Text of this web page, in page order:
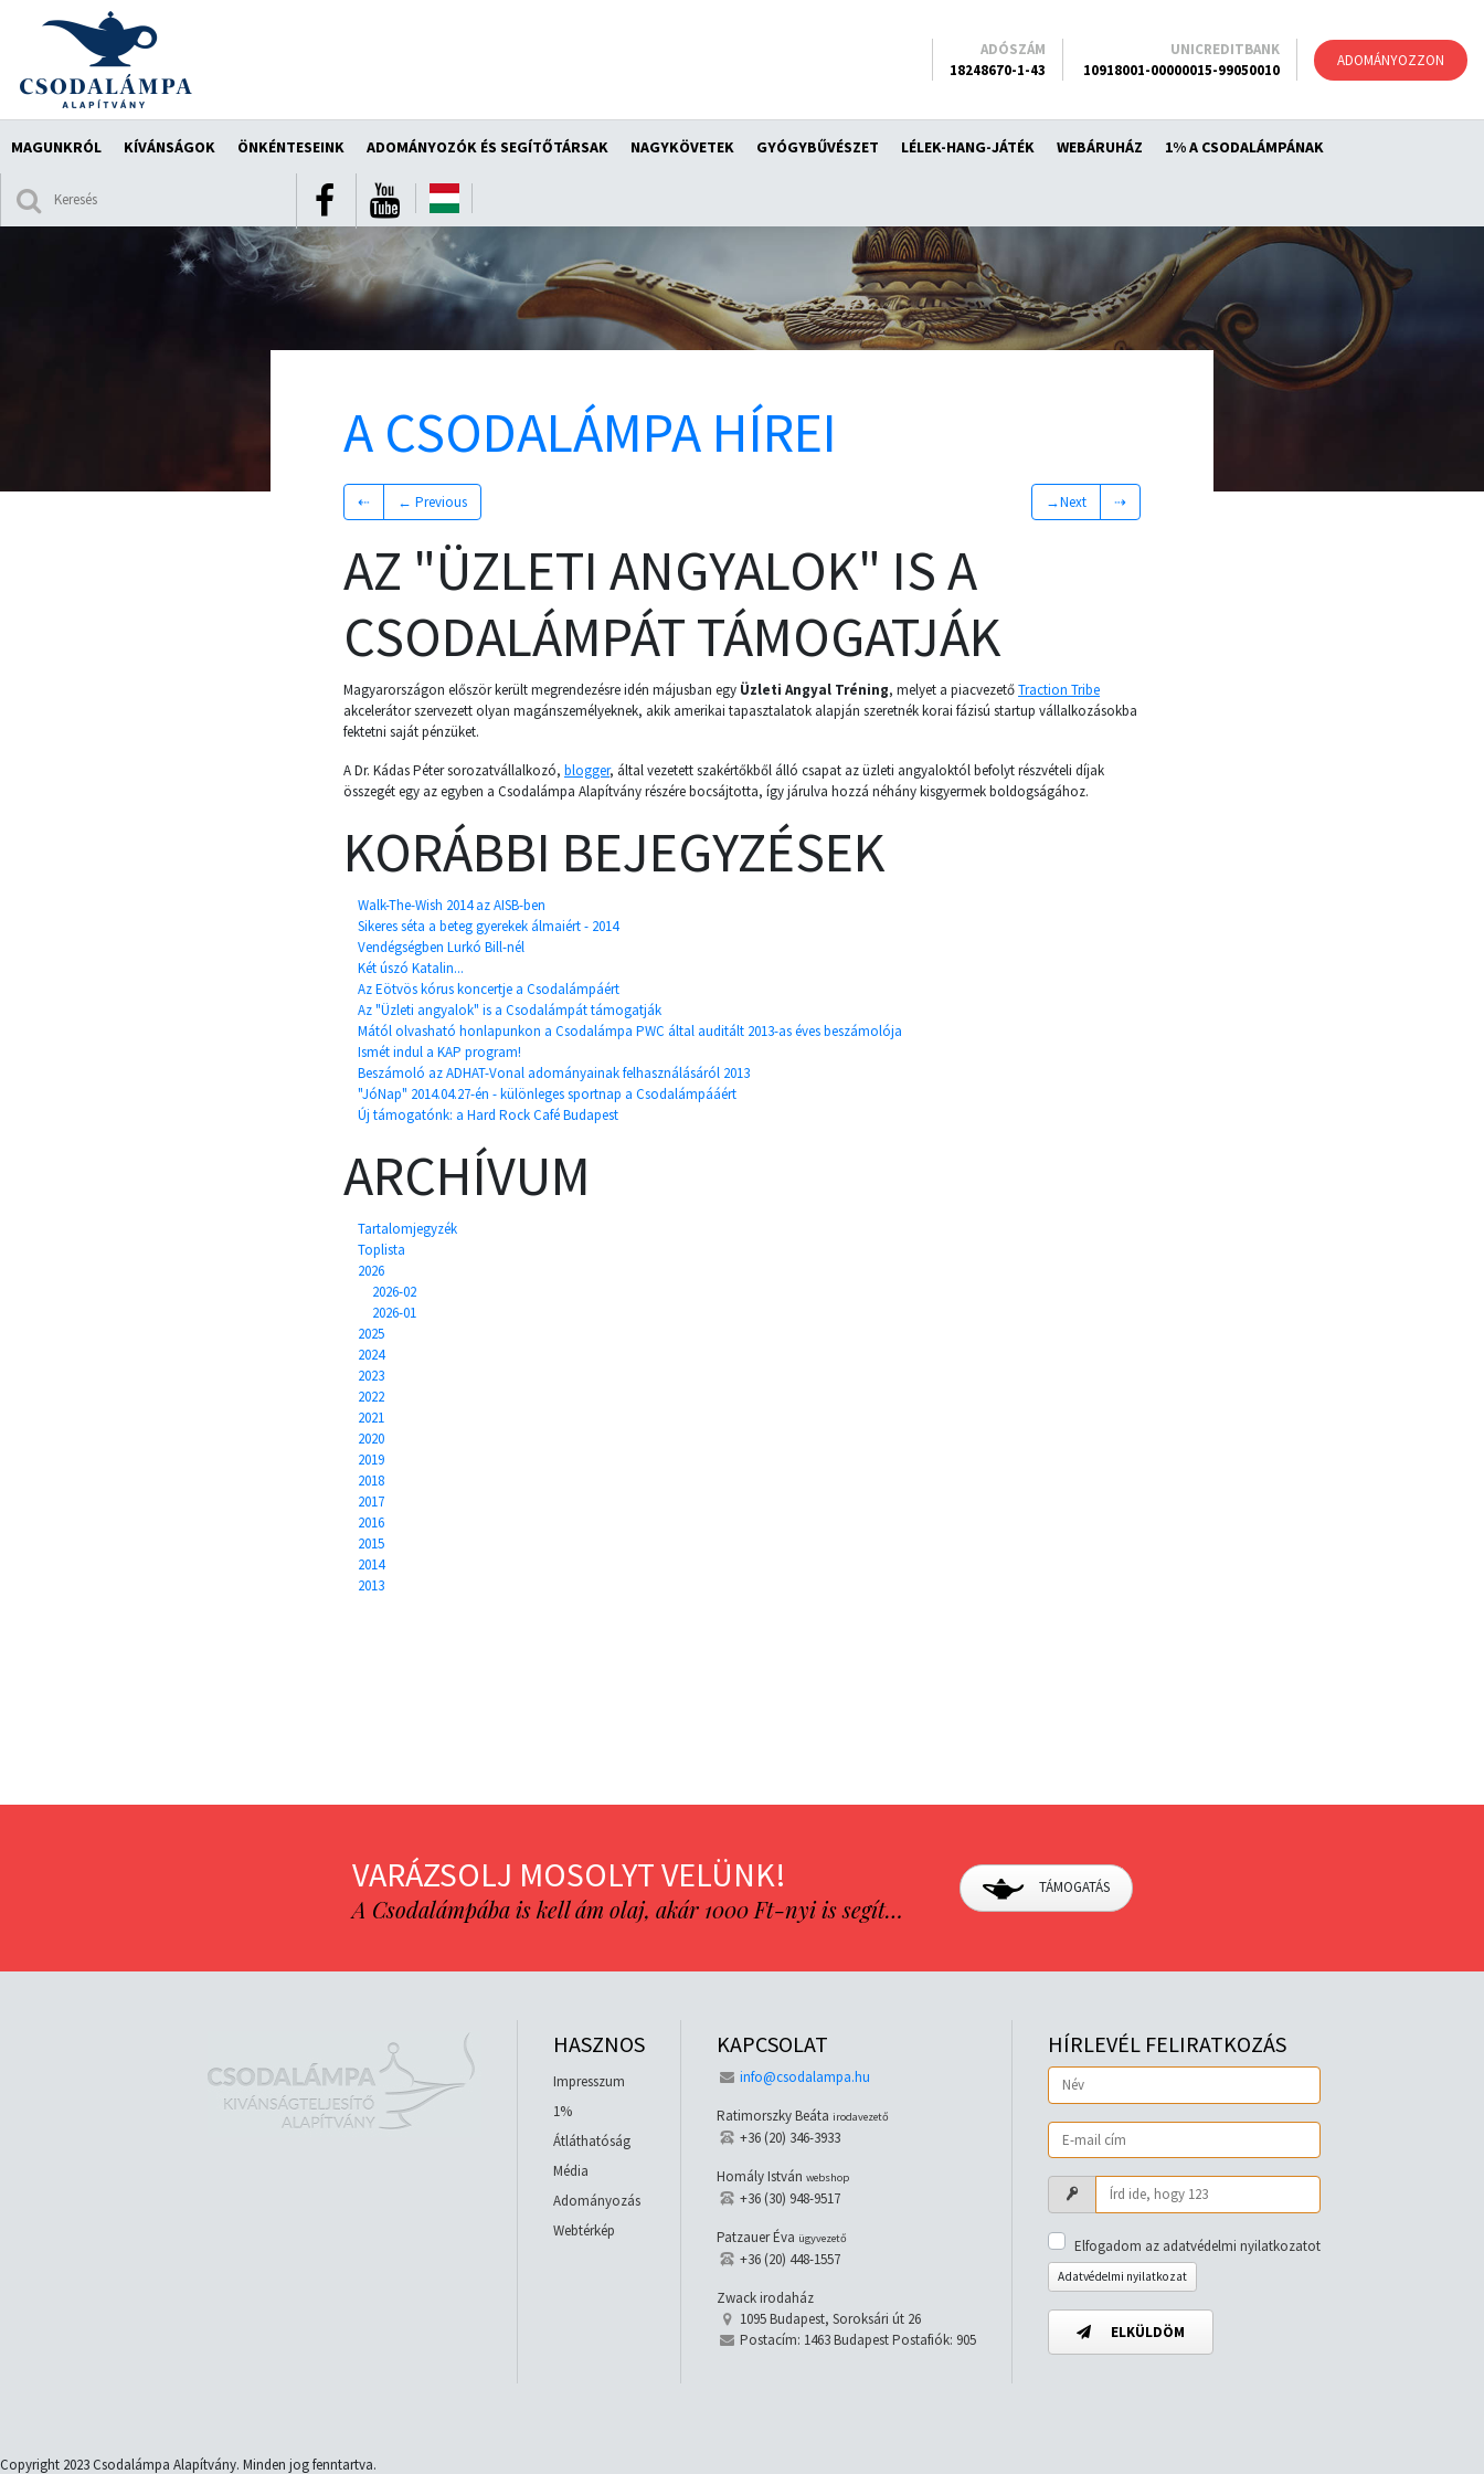
ADOMÁNYOZZON
MAGUNKRÓL KÍVÁNSÁGOK ÖNKÉNTESEINK ADOMÁNYOZÓK ÉS SEGÍTŐTÁRSAK NAGYKÖVETEK GYÓGYBŰVÉSZET LÉLEK-HANG-JÁTÉK WEBÁRUHÁZ 1% A CSODALÁMPÁNAK
ADÓSZÁM
18248670-1-43
UNICREDITBANK
10918001-00000015-99050010
A CSODALÁMPA HÍREI
⇠ ← Previous →Next ⇢
AZ "ÜZLETI ANGYALOK" IS A
CSODALÁMPÁT TÁMOGATJÁK
Magyarországon először került megrendezésre idén májusban egy Üzleti Angyal Tréning, melyet a piacvezetőTraction Tribe
akcelerátor szervezett olyan magánszemélyeknek, akik amerikai tapasztalatok alapján szeretnék korai fázisú startup vállalkozásokba
fektetni saját pénzüket.
A Dr. Kádas Péter sorozatvállalkozó, blogger, által vezetett szakértőkből álló csapat az üzleti angyaloktól befolyt részvételi díjak
összegét egy az egyben a Csodalámpa Alapítvány részére bocsájtotta, így járulva hozzá néhány kisgyermek boldogságához.
KORÁBBI BEJEGYZÉSEK
Walk-The-Wish 2014 az AISB-ben
Sikeres séta a beteg gyerekek álmaiért - 2014
Vendégségben Lurkó Bill-nél
Két úszó Katalin...
Az Eötvös kórus koncertje a Csodalámpáért
Az "Üzleti angyalok" is a Csodalámpát támogatják
Mától olvasható honlapunkon a Csodalámpa PWC által auditált 2013-as éves beszámolója
Ismét indul a KAP program!
Beszámoló az ADHAT-Vonal adományainak felhasználásáról 2013
"JóNap" 2014.04.27-én - különleges sportnap a Csodalámpááért
Új támogatónk: a Hard Rock Café Budapest
ARCHÍVUM
Tartalomjegyzék
Toplista
2026
2026-02
2026-01
2025
2024
2023
2022
2021
2020
2019
2018
2017
2016
2015
2014
2013
VARÁZSOLJ MOSOLYT VELÜNK!
A Csodalámpába is kell ám olaj, akár 1000 Ft-nyi is segít…
TÁMOGATÁS
HASZNOS
Impresszum
1%
Átláthatóság
Média
Adományozás
Webtérkép
KAPCSOLAT
info@csodalampa.hu
Ratimorszky Beáta irodavezető
+36 (20) 346-3933
Homály István webshop
+36 (30) 948-9517
Patzauer Éva ügyvezető
+36 (20) 448-1557
Zwack irodaház
1095 Budapest, Soroksári út 26
Postacím: 1463 Budapest Postafiók: 905
HÍRLEVÉL FELIRATKOZÁS
Elfogadom az adatvédelmi nyilatkozatot
Adatvédelmi nyilatkozat
ELKÜLDÖM
Copyright 2023 Csodalámpa Alapítvány. Minden jog fenntartva.